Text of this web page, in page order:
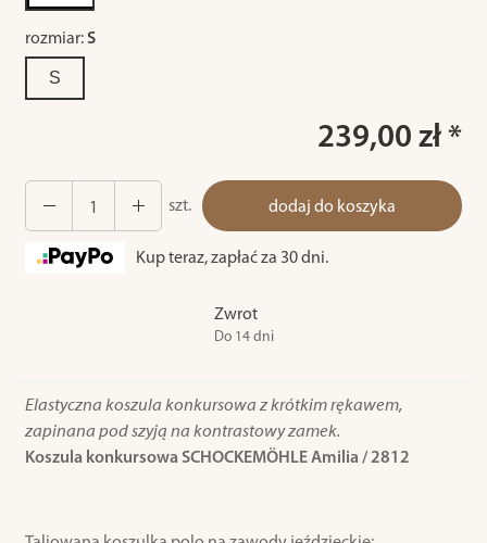
rozmiar: S
S
239,00 zł *
szt. dodaj do koszyka
Kup teraz, zapłać za 30 dni.
Zwrot
Do 14 dni
Elastyczna koszula konkursowa z krótkim rękawem,
zapinana pod szyją na kontrastowy zamek.
Koszula konkursowa SCHOCKEMÖHLE Amilia / 2812